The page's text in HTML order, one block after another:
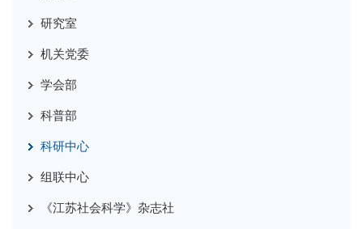
研究室
机关党委
学会部
科普部
科研中心
组联中心
《江苏社会科学》杂志社